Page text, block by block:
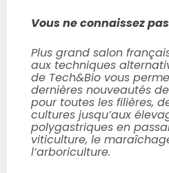
Vous ne connaissez
Plus grand salon
aux techniques
de Tech&Bio vous
dernières nouveautés
pour toutes les filières,
cultures jusqu’aux
polygastriques en
viticulture, le
l’arboriculture.